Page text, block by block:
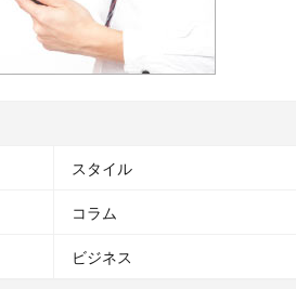
スタイル
コラム
ビジネス